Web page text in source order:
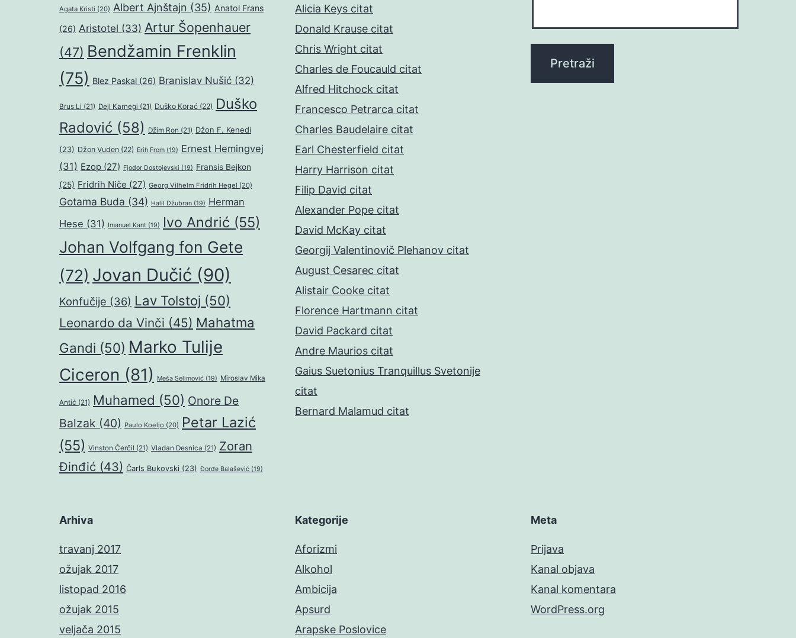
Agata Kristi (20) Albert Ajnštajn (35) Anatol Frans
(26) Aristotel (33) Artur Šopenhauer
(47) Bendžamin Frenklin
(75) Blez Paskal (26) Branislav Nušić (32)
Brus Li (21) Dejl Karnegi (21) Duško Korać (22) Duško
Radović (58) Džim Ron (21) Džon F. Kenedi
(23) Džon Vuden (22) Erih From (19) Ernest Hemingvej
(31) Ezop (27) Fjodor Dostojevski (19) Fransis Bejkon
(25) Fridrih Niče (27) Georg Vilhelm Fridrih Hegel (20)
Gotama Buda (34) Halil Džubran (19) Herman
Hese (31) Imanuel Kant (19) Ivo Andrić (55)
Johan Volfgang fon Gete
(72) Jovan Dučić (90)
Konfučije (36) Lav Tolstoj (50)
Leonardo da Vinči (45) Mahatma
Gandi (50) Marko Tulije
Ciceron (81) Meša Selimović (19) Miroslav Mika
Antić (21) Muhamed (50) Onore De
Balzak (40) Paulo Koeljo (20) Petar Lazić
(55) Vinston Čerčil (21) Vladan Desnica (21) Zoran
Đinđić (43) Čarls Bukovski (23) Đorđe Balašević (19)
Alicia Keys citat
Donald Krause citat
Chris Wright citat
Charles de Foucauld citat
Alfred Hitchock citat
Francesco Petrarca citat
Charles Baudelaire citat
Earl Chesterfield citat
Harry Harrison citat
Filip David citat
Alexander Pope citat
David McKay citat
Georgij Valentinovič Plehanov citat
August Cesarec citat
Alistair Cooke citat
Florence Hartmann citat
David Packard citat
Andre Maurios citat
Gaius Suetonius Tranquillus Svetonije
citat
Bernard Malamud citat
Arhiva
travanj 2017
ožujak 2017
listopad 2016
ožujak 2015
veljača 2015
Kategorije
Aforizmi
Alkohol
Ambicija
Apsurd
Arapske Poslovice
Meta
Prijava
Kanal objava
Kanal komentara
WordPress.org